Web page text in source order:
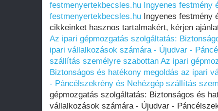
festmenyertekbecsles.hu Ingyenes festmény
festmenyertekbecsles.hu Ingyenes festmény
cikkeinket hasznos tartalmakért, kérjen
Az ipari gépmozgatás szolgáltatás:
ipari vállalkozások számára - Újudvar -
szállítás személyre szabottan Az ipari
Biztonságos és hatékony megoldás az ipari
- Páncélszekrény és Nehézgép szállítás
gépmozgatás szolgáltatás: Biztonságos és
vállalkozások számára - Újudvar -